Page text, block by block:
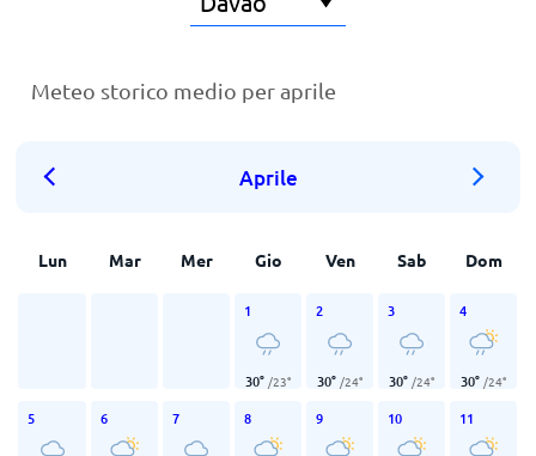
Meteo storico medio per aprile
Aprile
Lun Mar Mer Gio Ven Sab Dom
1
30° /23°
2
30° /24°
3
30° /24°
4
30° /24°
5 6 7 8 9 10 11